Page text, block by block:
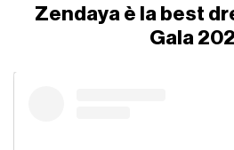
Zendaya è la best
Gala